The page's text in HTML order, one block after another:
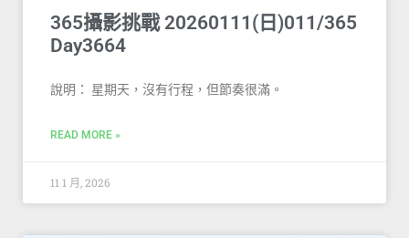
365攝影挑戰 20260111(日)011/365
Day3664
說明： 星期天，沒有行程，但節奏很滿。
READ MORE »
11 1 月, 2026